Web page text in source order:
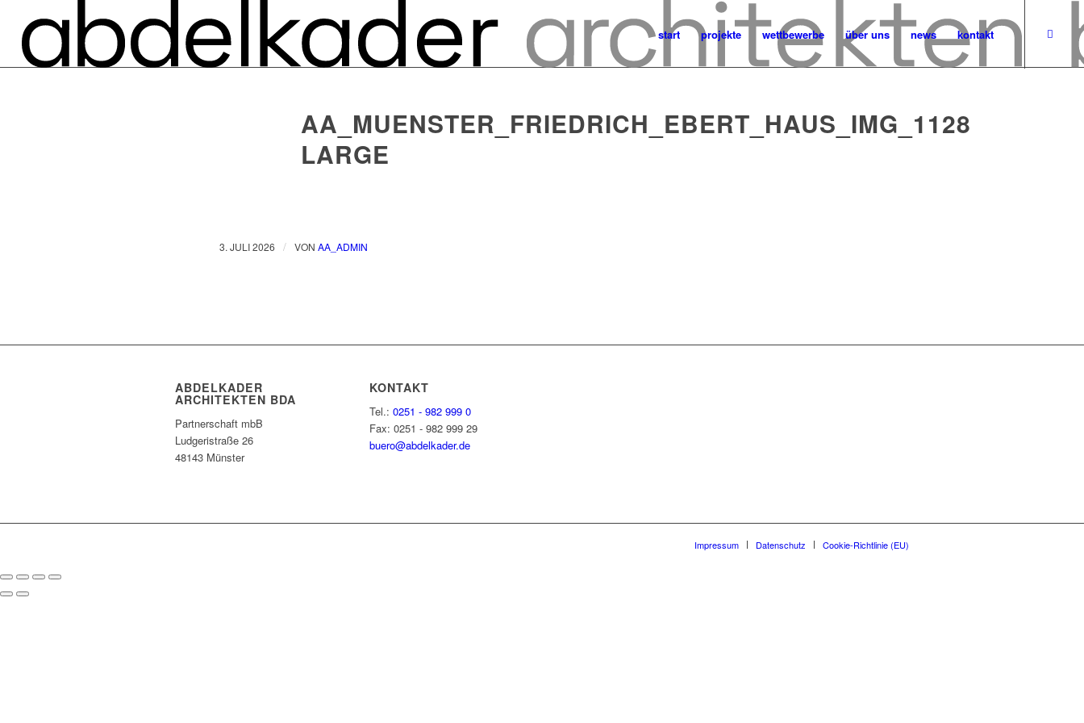
start projekte wettbewerbe über uns news kontakt
AA_MUENSTER_FRIEDRICH_EBERT_HAUS_IMG_1128
LARGE
3. JULI 2026 / VON AA_ADMIN
ABDELKADER
ARCHITEKTEN BDA
Partnerschaft mbB
Ludgeristraße 26
48143 Münster
KONTAKT
Tel.:0251 - 982 999 0
Fax: 0251 - 982 999 29
buero@abdelkader.de
Impressum Datenschutz Cookie-Richtlinie (EU)